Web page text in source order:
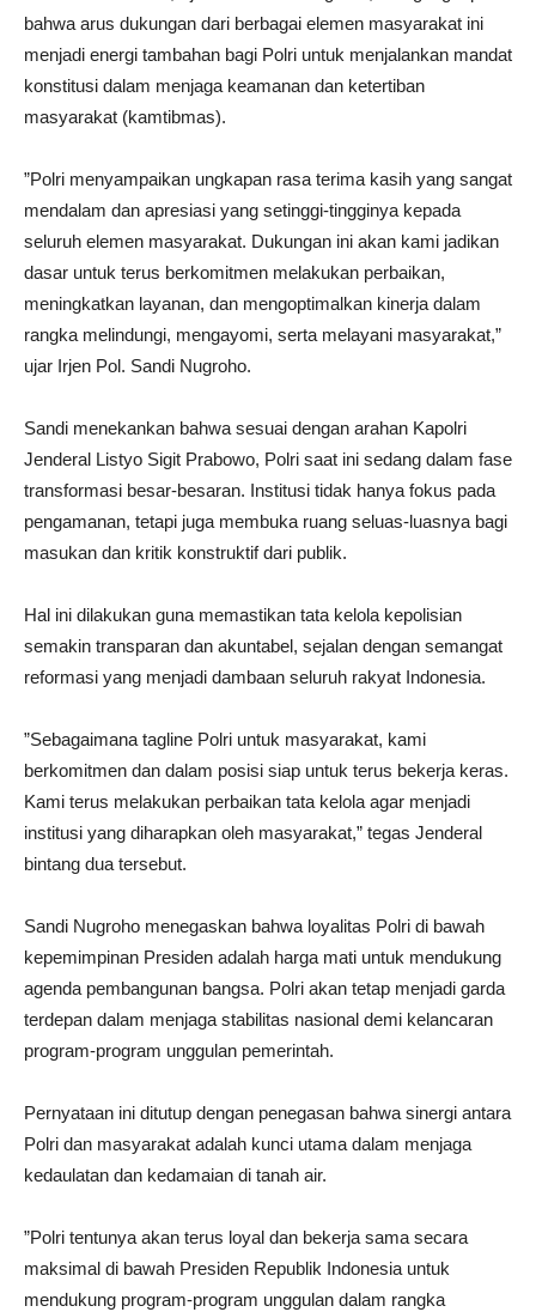
bahwa arus dukungan dari berbagai elemen masyarakat ini
menjadi energi tambahan bagi Polri untuk menjalankan mandat
konstitusi dalam menjaga keamanan dan ketertiban
masyarakat (kamtibmas).
​”Polri menyampaikan ungkapan rasa terima kasih yang sangat
mendalam dan apresiasi yang setinggi-tingginya kepada
seluruh elemen masyarakat. Dukungan ini akan kami jadikan
dasar untuk terus berkomitmen melakukan perbaikan,
meningkatkan layanan, dan mengoptimalkan kinerja dalam
rangka melindungi, mengayomi, serta melayani masyarakat,”
ujar Irjen Pol. Sandi Nugroho.
​Sandi menekankan bahwa sesuai dengan arahan Kapolri
Jenderal Listyo Sigit Prabowo, Polri saat ini sedang dalam fase
transformasi besar-besaran. Institusi tidak hanya fokus pada
pengamanan, tetapi juga membuka ruang seluas-luasnya bagi
masukan dan kritik konstruktif dari publik.
​Hal ini dilakukan guna memastikan tata kelola kepolisian
semakin transparan dan akuntabel, sejalan dengan semangat
reformasi yang menjadi dambaan seluruh rakyat Indonesia.
​”Sebagaimana tagline Polri untuk masyarakat, kami
berkomitmen dan dalam posisi siap untuk terus bekerja keras.
Kami terus melakukan perbaikan tata kelola agar menjadi
institusi yang diharapkan oleh masyarakat,” tegas Jenderal
bintang dua tersebut.
​Sandi Nugroho menegaskan bahwa loyalitas Polri di bawah
kepemimpinan Presiden adalah harga mati untuk mendukung
agenda pembangunan bangsa. Polri akan tetap menjadi garda
terdepan dalam menjaga stabilitas nasional demi kelancaran
program-program unggulan pemerintah.
​Pernyataan ini ditutup dengan penegasan bahwa sinergi antara
Polri dan masyarakat adalah kunci utama dalam menjaga
kedaulatan dan kedamaian di tanah air.
​”Polri tentunya akan terus loyal dan bekerja sama secara
maksimal di bawah Presiden Republik Indonesia untuk
mendukung program-program unggulan dalam rangka